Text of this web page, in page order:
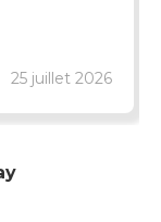
25 juillet 2026